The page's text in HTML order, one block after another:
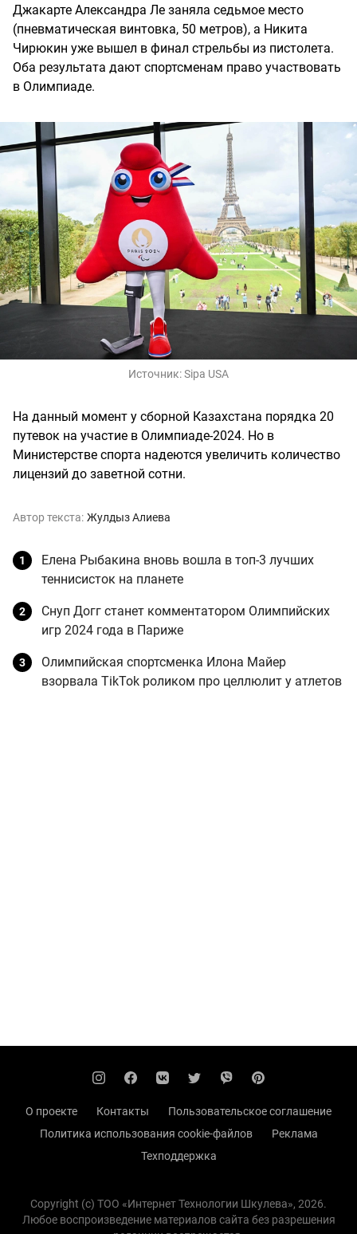
Джакарте Александра Ле заняла седьмое место
(пневматическая винтовка, 50 метров), а Никита
Чирюкин уже вышел в финал стрельбы из пистолета.
Оба результата дают спортсменам право участвовать
в Олимпиаде.
Источник:Sipa USA
На данный момент у сборной Казахстана порядка 20
путевок на участие в Олимпиаде-2024. Но в
Министерстве спорта надеются увеличить количество
лицензий до заветной сотни.
Автор текста: Жулдыз Алиева
Елена Рыбакина вновь вошла в топ-3 лучших
теннисисток на планете
Снуп Догг станет комментатором Олимпийских
игр 2024 года в Париже
Олимпийская спортсменка Илона Майер
взорвала TikTok роликом про целлюлит у атлетов
О проекте Контакты
Пользовательское соглашение
Политика использования cookie-файлов
Реклама
Техподдержка
Copyright (с) TOO «Интернет Технологии Шкулева», 2026.
Любое воспроизведение материалов сайта без разрешения